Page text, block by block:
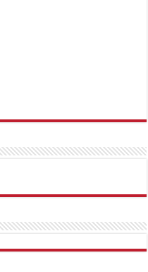
TipobetMatadorbetMariobet